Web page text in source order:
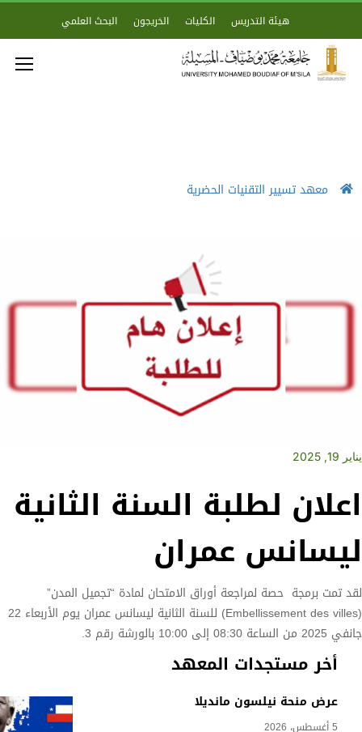
هيئة التدريس الكليات الخريجون البحث العلمي
معهد تسيير التقنيات الحضرية
أخر مستجدات المعهد
عرض منحة نيلسون مانديلا
5 أغسطس، 2026
يناير 19, 2025
اعلان لطلبة السنة الثانية
ليسانس عمران
لقد تمت برمجة حصة لمراجعة أوراق الامتحان لمادة “تجميل المدن”
(Embellissement des villes) للسنة الثانية ليسانس عمران يوم الأربعاء 22
جانفي 2025 من الساعة 08:30 إلى 10:00 بالورشة رقم 3.